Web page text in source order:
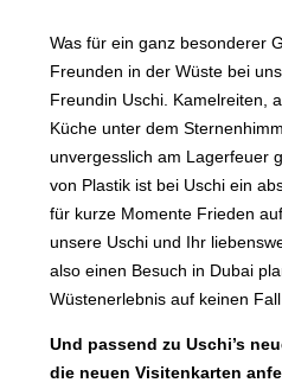
Was für ein ganz besonderer
Freunden in der Wüste bei
Freundin Uschi. Kamelreiten,
Küche unter dem
unvergesslich am Lagerfeuer
von Plastik ist bei Uschi ein
für kurze Momente Frieden
unsere Uschi und Ihr
also einen Besuch in Dubai
Wüstenerlebnis auf keinen
Und passend zu Uschi’s
die neuen Visitenkarten